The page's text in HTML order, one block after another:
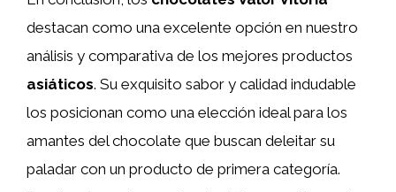
destacan como una excelente opción en nuestro
análisis y comparativa de los mejores productos
asiáticos. Su exquisito sabor y calidad indudable
los posicionan como una elección ideal para los
amantes del chocolate que buscan deleitar su
paladar con un producto de primera categoría.